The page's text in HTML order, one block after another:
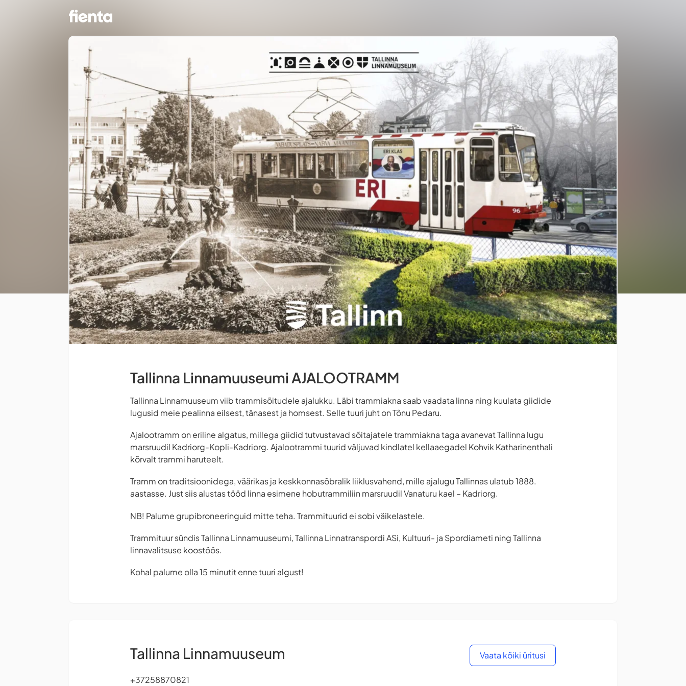
Tallinna Linnamuuseumi AJALOOTRAMM
Tallinna Linnamuuseum viib trammisõitudele ajalukku. Läbi trammiakna saab vaadata linna ning kuulata giidide
lugusid meie pealinna eilsest, tänasest ja homsest. Selle tuuri juht on Tõnu Pedaru.
Ajalootramm on eriline algatus, millega giidid tutvustavad sõitajatele trammiakna taga avanevat Tallinna lugu
marsruudil Kadriorg-Kopli-Kadriorg. Ajalootrammi tuurid väljuvad kindlatel kellaaegadel Kohvik Katharinenthali
kõrvalt trammi haruteelt.
Tramm on traditsioonidega, väärikas ja keskkonnasõbralik liiklusvahend, mille ajalugu Tallinnas ulatub 1888.
aastasse. Just siis alustas tööd linna esimene hobutrammiliin marsruudil Vanaturu kael – Kadriorg.
NB! Palume grupibroneeringuid mitte teha. Trammituurid ei sobi väikelastele.
Trammituur sündis Tallinna Linnamuuseumi, Tallinna Linnatranspordi ASi, Kultuuri- ja Spordiameti ning Tallinna
linnavalitsuse koostöös.
Kohal palume olla 15 minutit enne tuuri algust!
Tallinna Linnamuuseum
+37258870821
Vaata kõiki üritusi